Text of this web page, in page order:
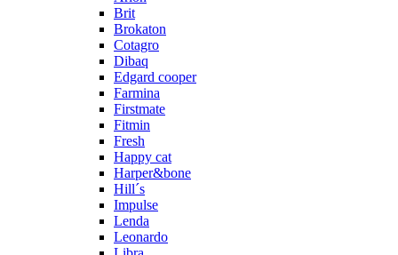
Brit
Brokaton
Cotagro
Dibaq
Edgard cooper
Farmina
Firstmate
Fitmin
Fresh
Happy cat
Harper&bone
Hill´s
Impulse
Lenda
Leonardo